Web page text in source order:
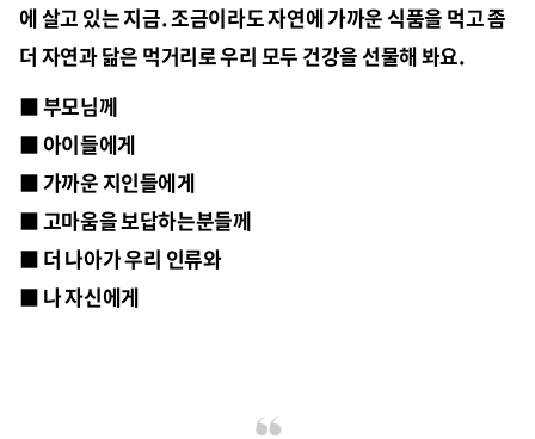
에 살고 있는 지금. 조금이라도 자연에 가까운 식품을 먹고 좀
더 자연과 닮은 먹거리로 우리 모두 건강을 선물해 봐요.
■ 부모님께
■ 아이들에게
■ 가까운 지인들에게
■ 고마움을 보답하는분들께
■ 더 나아가 우리 인류와
■ 나 자신에게